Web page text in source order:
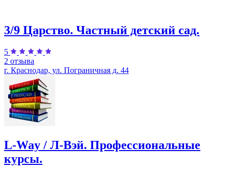
3/9 Царство. Частный детский сад.
5
2 отзыва
г. Краснодар, ул. Пограничная д. 44
L-Way / Л-Вэй. Профессиональные
курсы.